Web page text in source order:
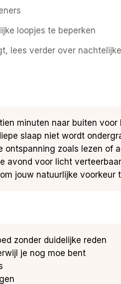
loopjes te beperken
lees verder over
minuten naar buiten voor
slaap niet wordt
zoals lezen of
avond voor licht verteerbaar
jouw natuurlijke voorkeur
zonder duidelijke reden
je nog moe bent